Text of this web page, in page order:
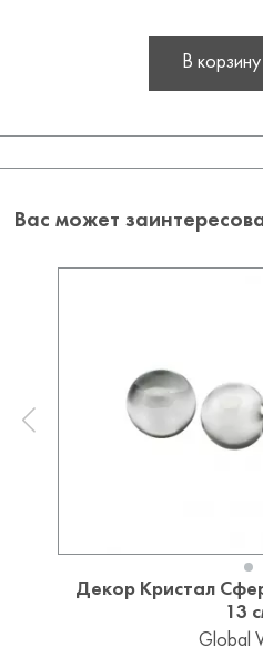
В корзину
Вас может
Декор Кристал
13
Global